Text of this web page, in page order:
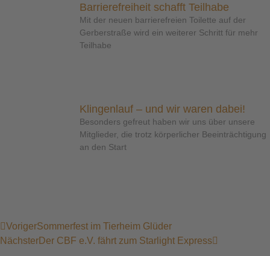
Barrierefreiheit schafft Teilhabe
Mit der neuen barrierefreien Toilette auf der
Gerberstraße wird ein weiterer Schritt für mehr
Teilhabe
Klingenlauf – und wir waren dabei!
Besonders gefreut haben wir uns über unsere
Mitglieder, die trotz körperlicher Beeinträchtigung
an den Start
VorigerSommerfest im Tierheim Glüder
NächsterDer CBF e.V. fährt zum Starlight Express